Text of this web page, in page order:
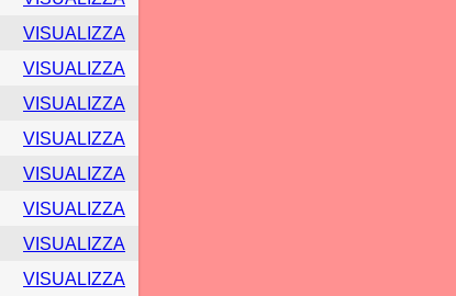
VISUALIZZA
VISUALIZZA
VISUALIZZA
VISUALIZZA
VISUALIZZA
VISUALIZZA
VISUALIZZA
VISUALIZZA